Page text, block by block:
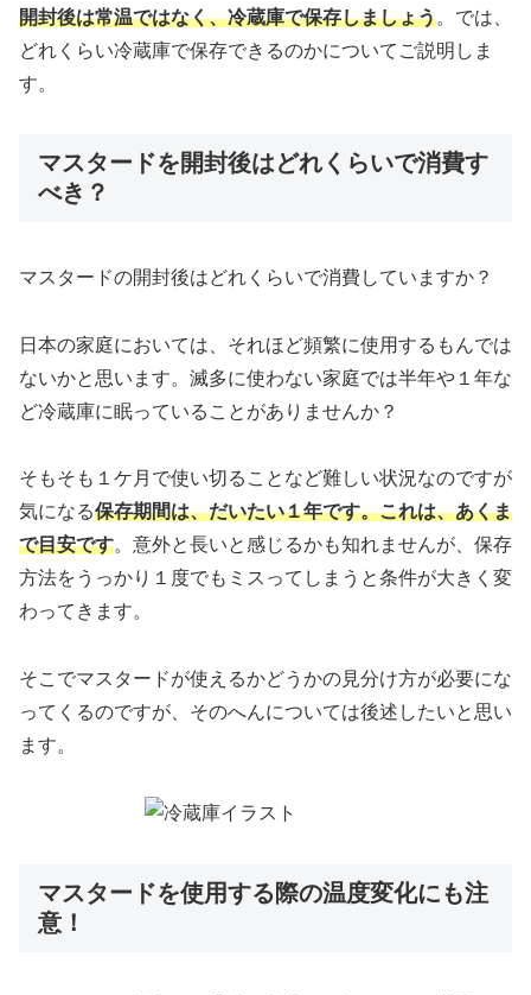
開封後は常温ではなく、冷蔵庫で保存しましょう。では、
どれくらい冷蔵庫で保存できるのかについてご説明しま
す。
マスタードを開封後はどれくらいで消費す
べき？
マスタードの開封後はどれくらいで消費していますか？
日本の家庭においては、それほど頻繁に使用するもんでは
ないかと思います。滅多に使わない家庭では半年や１年な
ど冷蔵庫に眠っていることがありませんか？
そもそも１ケ月で使い切ることなど難しい状況なのですが
気になる保存期間は、だいたい１年です。これは、あくま
で目安です。意外と長いと感じるかも知れませんが、保存
方法をうっかり１度でもミスってしまうと条件が大きく変
わってきます。
そこでマスタードが使えるかどうかの見分け方が必要にな
ってくるのですが、そのへんについては後述したいと思い
ます。
マスタードを使用する際の温度変化にも注
意！